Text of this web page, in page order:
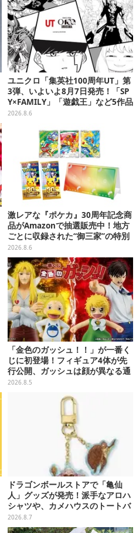
ユニクロ「集英社100周年UT」第
3弾、いよいよ8月7日発売！「SP
Y×FAMILY」「遊戯王」など5作品
をデザイン
2026.8.6
激レアな『ポケカ』30周年記念商
品がAmazonで抽選販売中！地方
ごとに収録された“御三家”の特別
カード
2026.8.6
「金色のガッシュ！！」が一番く
じに初登場！フィギュア4体が先
行公開、ガッシュは顔が異なる通
常/ザケルver.の2種
2026.8.5
ドラゴンボールストアで「亀仙
人」グッズが発売！派手なアロハ
シャツや、カメハウスのトートバ
ッグなど夏らしいアイテムがズラ
リ
2026.8.7